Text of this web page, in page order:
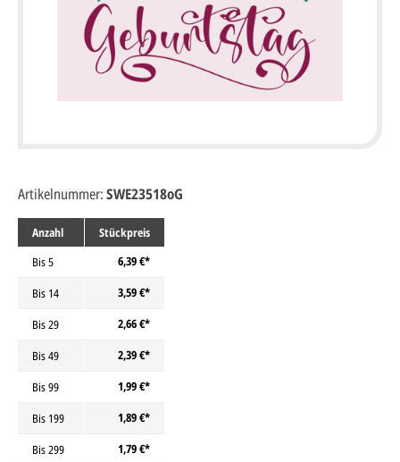
Anzahl
Stückpreis
Bis5
6,39 €*
Bis 14
3,59 €*
Bis29
2,66 €*
Bis49
2,39 €*
Bis99
1,99 €*
Bis 199
1,89 €*
Bis299
1,79 €*
Artikelnummer:SWE23518oG